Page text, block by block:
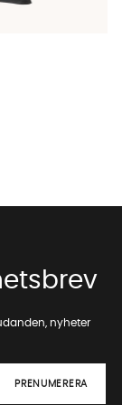
färger:
nyheter